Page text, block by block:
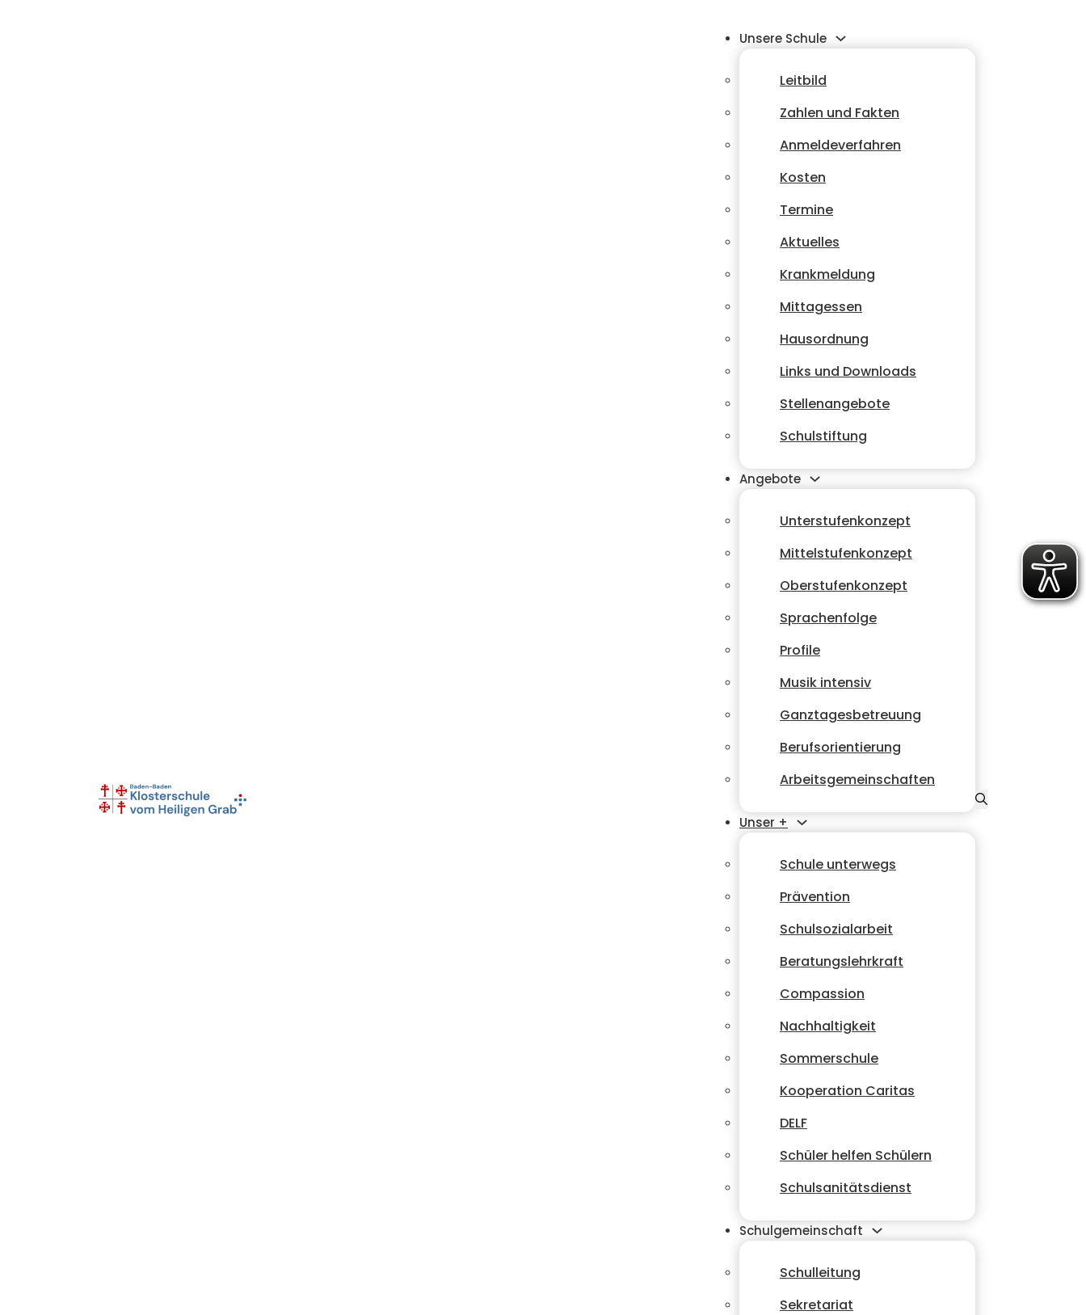
Unsere Schule
Leitbild
Zahlen und Fakten
Anmeldeverfahren
Kosten
Termine
Aktuelles
Krankmeldung
Mittagessen
Hausordnung
Links und Downloads
Stellenangebote
Schulstiftung
Angebote
Unterstufenkonzept
Mittelstufenkonzept
Oberstufenkonzept
Sprachenfolge
Profile
Musik intensiv
Ganztagesbetreuung
Berufsorientierung
Arbeitsgemeinschaften
Unser +
Schule unterwegs
Prävention
Schulsozialarbeit
Beratungslehrkraft
Compassion
Nachhaltigkeit
Sommerschule
Kooperation Caritas
DELF
Schüler helfen Schülern
Schulsanitätsdienst
Schulgemeinschaft
Schulleitung
Sekretariat